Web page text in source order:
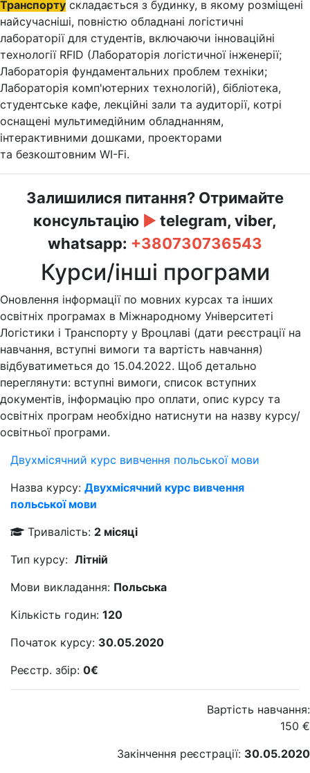
Транспорту складається з будинку, в якому розміщені
найсучасніші, повністю обладнані логістичні
лабораторії для студентів, включаючи інноваційні
технології RFID (Лабораторія логістичної інженерії;
Лабораторія фундаментальних проблем техніки;
Лабораторія комп'ютерних технологій), бібліотека,
студентське кафе, лекційні зали та аудиторії, котрі
оснащені мультимедійним обладнанням,
інтерактивними дошками, проекторами
та безкоштовним WI-Fi.
Залишилися питання? Отримайте
консультацію ► telegram, viber,
whatsapp: +380730736543
Курси/інші програми
Оновлення інформації по мовних курсах та інших
освітніх програмах в Міжнародному Університеті
Логістики і Транспорту у Вроцлаві (дати реєстрації на
навчання, вступні вимоги та вартість навчання)
відбуватиметься до 15.04.2022. Щоб детально
переглянути: вступні вимоги, список вступних
документів, інформацію про оплати, опис курсу та
освітніх програм необхідно натиснути на назву курсу/
освітньої програми.
Двухмісячний курс вивчення польської мови
Назва курсу: Двухмісячний курс вивчення
польської мови
Тривалість: 2 місяці
Тип курсу: Літній
Мови викладання: Польська
Кількість годин: 120
Початок курсу: 30.05.2020
Реєстр. збір: 0€
Вартість навчання:
150 €
Закінчення реєстрації: 30.05.2020